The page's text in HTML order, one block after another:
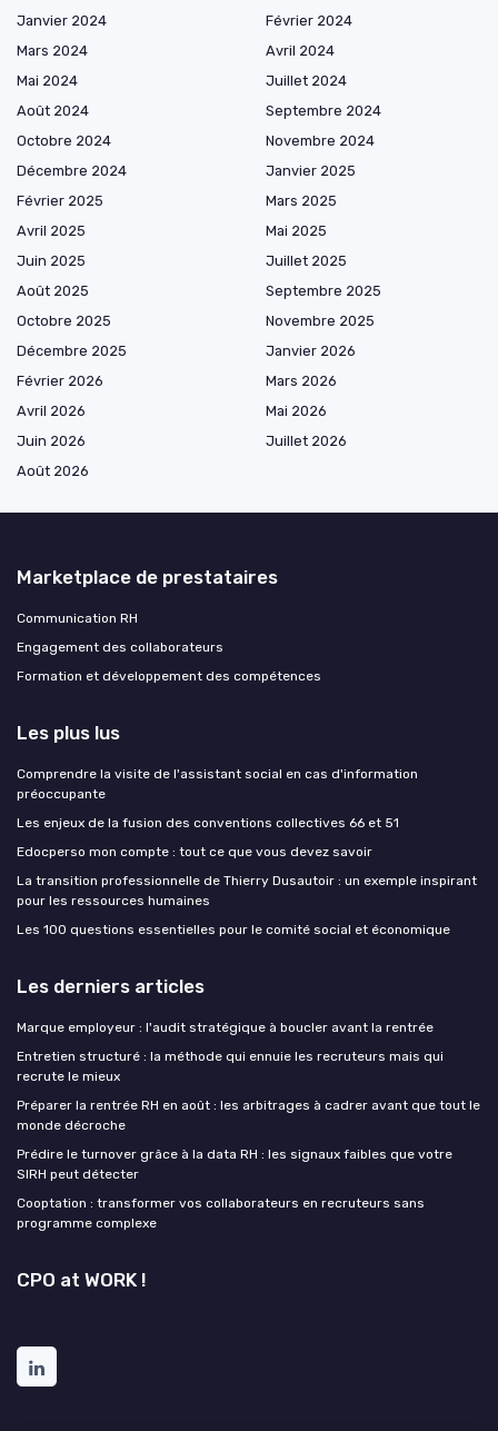
Janvier 2024
Février 2024
Mars 2024
Avril 2024
Mai 2024
Juillet 2024
Août 2024
Septembre 2024
Octobre 2024
Novembre 2024
Décembre 2024
Janvier 2025
Février 2025
Mars 2025
Avril 2025
Mai 2025
Juin 2025
Juillet 2025
Août 2025
Septembre 2025
Octobre 2025
Novembre 2025
Décembre 2025
Janvier 2026
Février 2026
Mars 2026
Avril 2026
Mai 2026
Juin 2026
Juillet 2026
Août 2026
Marketplace de prestataires
Communication RH
Engagement des collaborateurs
Formation et développement des compétences
Les plus lus
Comprendre la visite de l'assistant social en cas d'information
préoccupante
Les enjeux de la fusion des conventions collectives 66 et 51
Edocperso mon compte : tout ce que vous devez savoir
La transition professionnelle de Thierry Dusautoir : un exemple inspirant
pour les ressources humaines
Les 100 questions essentielles pour le comité social et économique
Les derniers articles
Marque employeur : l'audit stratégique à boucler avant la rentrée
Entretien structuré : la méthode qui ennuie les recruteurs mais qui
recrute le mieux
Préparer la rentrée RH en août : les arbitrages à cadrer avant que tout le
monde décroche
Prédire le turnover grâce à la data RH : les signaux faibles que votre
SIRH peut détecter
Cooptation : transformer vos collaborateurs en recruteurs sans
programme complexe
CPO at WORK !